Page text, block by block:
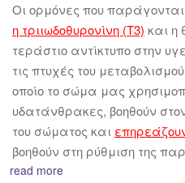
Οι ορμόνες που
η τριιωδοθυρονίνη (Τ3) και η
τεράστιο αντίκτυπο στην
τις πτυχές του
οποίο το σώμα μας
υδατάνθρακες, βοηθούν
του σώματος και
βοηθούν στη ρύθμιση της
read more